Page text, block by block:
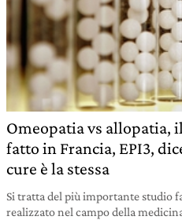
Omeopatia vs allopatia,
fatto in Francia, EPI3,
cure è la stessa
Si tratta del più importante studio
realizzato nel campo della